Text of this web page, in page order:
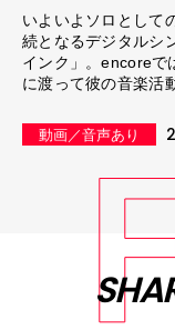
いよいよソロとして
続となるデジタルシ
インク」。encoreで
に渡って彼の音楽活
動画／音声あり